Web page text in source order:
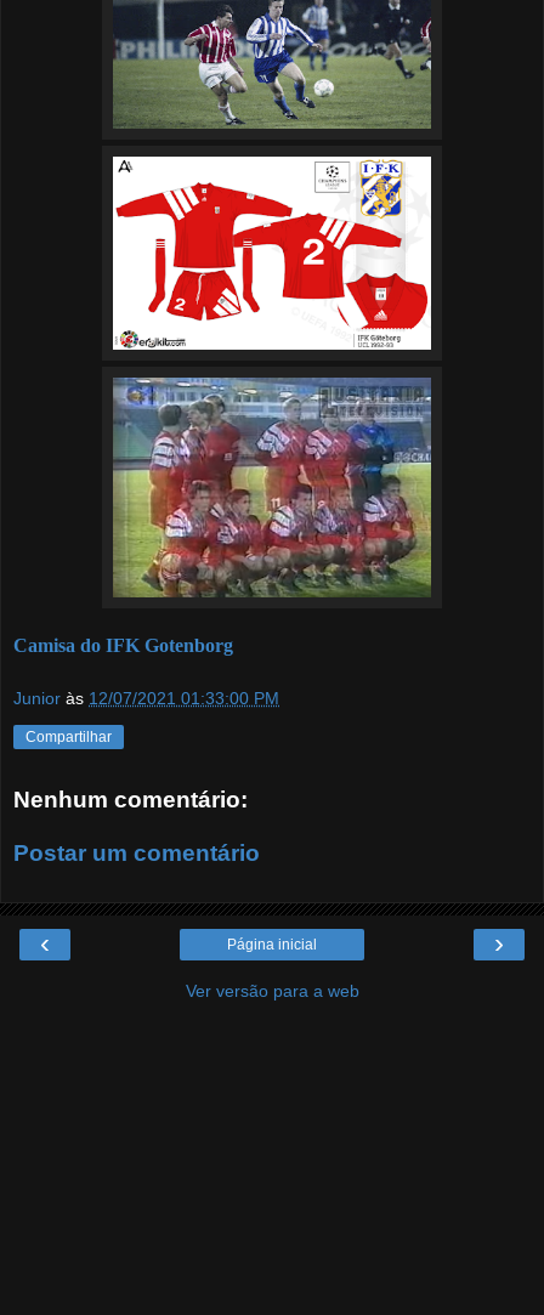
Camisa do IFK Gotenborg
Junior às 12/07/2021 01:33:00 PM
Compartilhar
Nenhum comentário:
Postar um comentário
‹ ›
Página inicial
Ver versão para a web